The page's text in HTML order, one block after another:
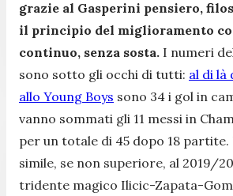
grazie al Gasperini pensiero,
il principio del miglioramento
continuo, senza sosta. I numeri
sono sotto gli occhi di tutti: al di là
allo Young Boys sono 34 i gol in
vanno sommati gli 11 messi in
per un totale di 45 dopo 18 partite.
simile, se non superiore, al 2019/
tridente magico Ilicic-Zapata-